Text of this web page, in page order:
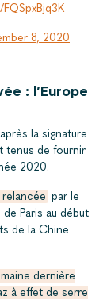
8, 2020
: l’Europe
la signature
tenus de fournir
2020.
par le
Paris au début
de la Chine
dernière
à effet de serre